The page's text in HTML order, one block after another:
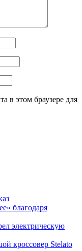
в этом браузере для
благодаря
электрическую
кроссовер Stelato